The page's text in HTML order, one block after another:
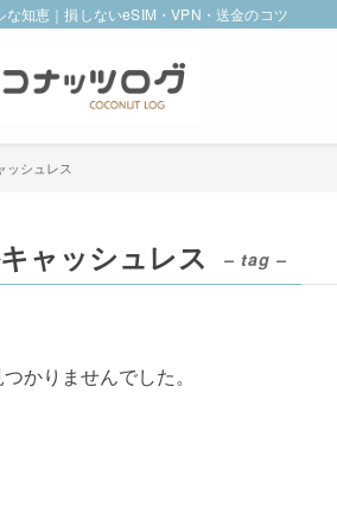
な知恵｜損しないeSIM・VPN・送金のコツ
ッシュレス
ャッシュレス – tag –
かりませんでした。